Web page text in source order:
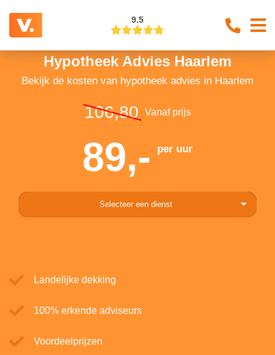
9.5
Hypotheek Advies Haarlem
Bekijk de kosten van hypotheek advies in Haarlem
106,80 Vanaf prijs
89,- per uur
Selecteer een dienst
Landelijke dekking
100% erkende adviseurs
Voordeelprijzen